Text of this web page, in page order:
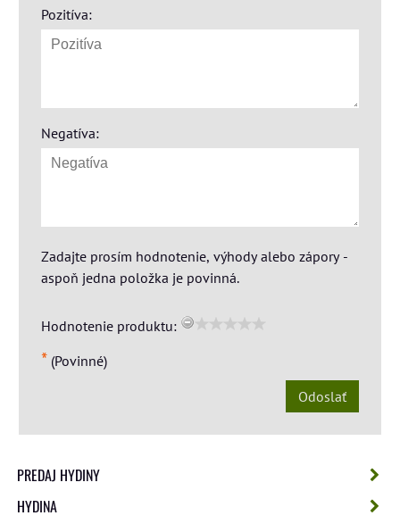
Pozitíva:
Negatíva:
Zadajte prosím hodnotenie, výhody alebo zápory -
aspoň jedna položka je povinná.
Hodnotenie produktu:
* (Povinné)
Odoslať
PREDAJ HYDINY
HYDINA